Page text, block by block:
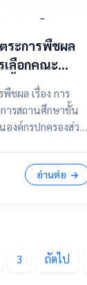
31 มีนาคม 2569
ระการพืชผล
เลือกคณะ
พื้นฐาน
ค์กรปกครอง
ว่าง)
ชผล เรื่อง การ
ารสถานศึกษาขั้น
งค์กรปกครองส่วน
อ่านต่อ
3 ถัดไป